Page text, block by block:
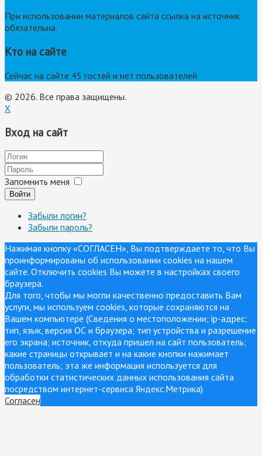
При использовании материалов сайта ссылка на источник
обязательна.
Кто на сайте
Сейчас на сайте 45 гостей и нет пользователей
© 2026. Все права защищены.
X
Вход на сайт
Запомнить меня
Войти
Забыли логин?
Забыли пароль?
Нажимая кнопку «СОГЛАСЕН», Вы подтверждаете то, что Вы
проинформированы об использовании cookies на нашем
сайте. Отключить cookies Вы можете в настройках своего
браузера.
Для того, чтобы мы могли качественно предоставить Вам
услуги, мы используем cookies, которые сохраняются на
Вашем компьютере (Сведения о местоположении; ip-адрес;
тип, язык, версия ОС и браузера; тип устройства и разрешение
его экрана; источник, откуда пришел на сайт пользователь;
какие страницы открывает и на какие кнопки нажимает
пользователь; эта же информация используется для
обработки статистических данных использования сайта
посредством интернет-сервиса Яндекс.Метрика)
Согласен